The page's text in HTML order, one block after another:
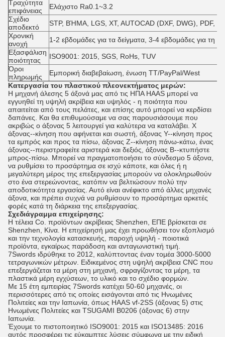
Τραχύτητα
επιφάνειας
Ελάχιστο Ra0.1~3.2
Σχέδιο
αποδεκτό
STP, ΒΉΜΑ, LGS, XT, AUTOCAD (DXF, DWG), PDF,
Χρονική
ανοχή
1-2 εβδομάδες για τα δείγματα, 3-4 εβδομάδες για τη
Εξασφάλιση
ποιότητας
ISO9001: 2015, SGS, RoHs, TUV
Όροι
πληρωμής
Εμπορική διαβεβαίωση, ένωση TT/PayPal/West
Κατεργασία του πλαστικού πλεονεκτήματος μερών:
Η μηχανή άλεσης 5 άξονά μας από τις ΗΠΑ HAAS μπορεί να
εγγυηθεί τη υψηλή ακρίβεια και υψηλός - η ποιότητα που
απαιτείται από τους πελάτες, και επίσης αυτό μπορεί να κερδίσει
δαπάνες. Και θα επιθυμούσαμε να σας παρουσιάσουμε που
ακριβώς ο άξονας 5 λειτουργεί για καλύτερα να καταλάβει. Χ
άξονας--κίνηση που αφήνεται και σωστή, άξονας Υ--κίνηση προς
τα εμπρός και προς τα πίσω, άξονας Ζ--κίνηση πάνω-κάτω, ένας
άξονας--περιστραφείτε αριστερά και δεξιός, άξονας Β--κτυπήστε
μπρος-πίσω. Μπορεί να πραγματοποιήσει το σύνδεσμο 5 άξονα,
να ρυθμίσει το προσάρτημα σε ισχύ κάποτε, και όλες ή η
μεγαλύτερη μέρος της επεξεργασίας μπορούν να ολοκληρωθούν
στο ένα στερεώνοντας, κατόπιν να βελτιώσουν πολύ την
αποδοτικότητα εργασίας. Αυτό είναι ανέφικτο από άλλες μηχανές
άξονα, και πρέπει συχνά να ρυθμίσουν το προσάρτημα αρκετές
φορές κατά τη διάρκεια της επεξεργασίας.
Σχεδιάγραμμα επιχείρησης:
Η τέλεια Co. προϊόντων ακρίβειας Shenzhen, ΕΠΕ βρίσκεται σε
Shenzhen, Κίνα. Η επιχείρησή μας έχει προωθήσει τον εξοπλισμό
και την τεχνολογία κατασκευής, παροχή υψηλή - ποιοτικά
προϊόντα, εγκαίρως παράδοση και ανταγωνιστική τιμή.
7Swords ιδρύθηκε το 2012, καλύπτοντας έναν τομέα 3000-5000
τετραγωνικών μέτρων. Ειδικεμένος στη υψηλή ακρίβεια CNC που
επεξεργάζεται τα μέρη στη μηχανή, σφραγίζοντας τα μέρη, τα
πλαστικά μέρη εγχύσεων, το υλικό και το σχέδιο φορμών.
Με 15 έτη εμπειρίας 7Swords κατέχει 50-60 μηχανές, οι
περισσότερες από τις οποίες εισάγονται από τις Ηνωμένες
Πολιτείες και την Ιαπωνία, όπως HAAS vf-2SS (άξονας 5) στις
Ηνωμένες Πολιτείες και TSUGAMI B0206 (άξονας 6) στην
Ιαπωνία.
Έχουμε το πιστοποιητικό ISO9001: 2015 και ISO13485: 2016
αυτός προσφέρει τις εύκαμπτες λύσεις σύμφωνα με την ειδική